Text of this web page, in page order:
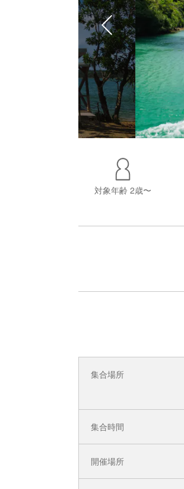
対象年齢 2歳〜
集合場所
集合時間
開催場所